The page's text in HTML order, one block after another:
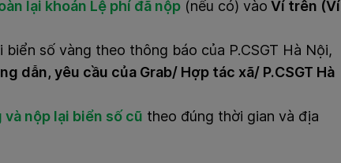
lại khoản Lệ phí đã nộp (nếu có) vào Ví trên (Ví
số vàng theo thông báo của P.CSGT Hà Nội,
dẫn, yêu cầu của Grab/ Hợp tác xã/ P.CSGT Hà
nộp lại biển số cũ theo đúng thời gian và địa